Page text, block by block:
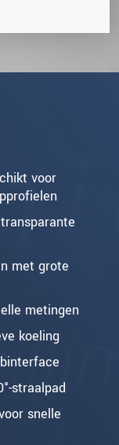
voor
met grote
metingen
koeling
straalpad
snelle